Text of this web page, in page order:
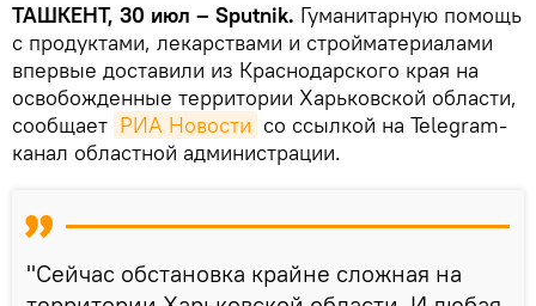
ТАШКЕНТ, 30 июл – Sputnik. Гуманитарную помощь
с продуктами, лекарствами и стройматериалами
впервые доставили из Краснодарского края на
освобожденные территории Харьковской области,
сообщает РИА Новости со ссылкой на Telegram-
канал областной администрации.
"Сейчас обстановка крайне сложная на